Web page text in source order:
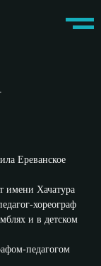
Ереванское
имени Хачатура
хореограф ⠀
и в детском
педагогом